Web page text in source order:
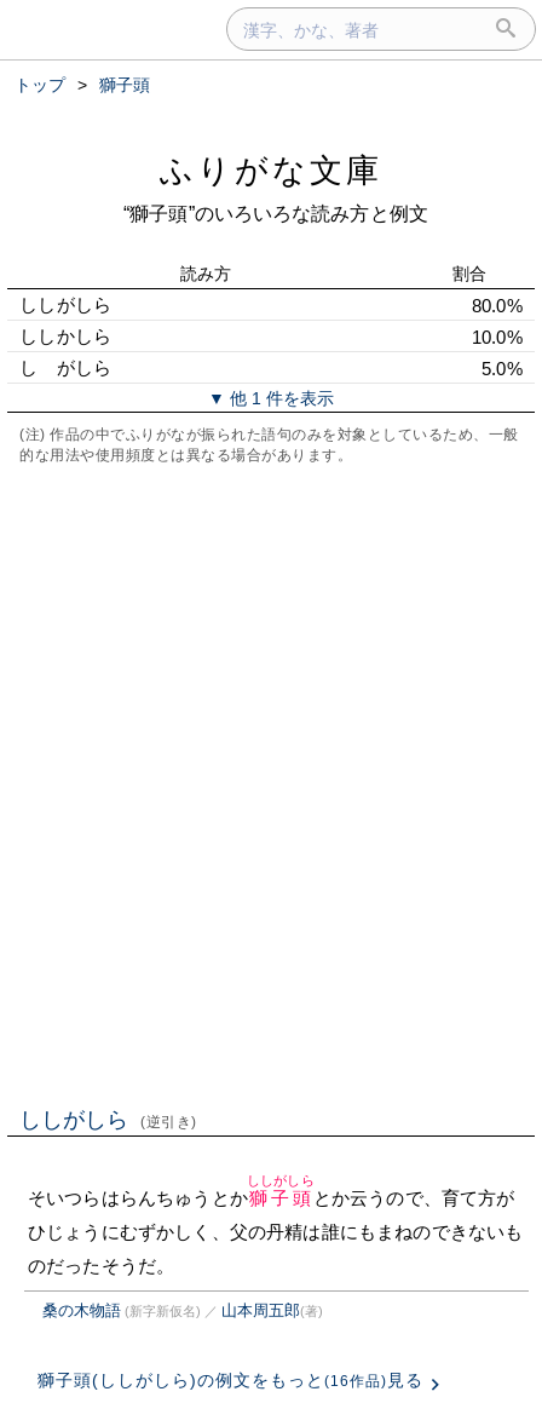
トップ > 獅子頭
ふりがな文庫
“獅子頭”のいろいろな読み方と例文
読み方 割合
ししがしら
80.0%
ししかしら
10.0%
しゝがしら
5.0%
▼ 他 1 件を表示
(注) 作品の中でふりがなが振られた語句のみを対象としているため、一般
的な用法や使用頻度とは異なる場合があります。
ししがしら (逆引き)
そいつらはらんちゅうとか獅子頭
ししがしら
とか云うので、育て方が
ひじょうにむずかしく、父の丹精は誰にもまねのできないも
のだったそうだ。
桑の木物語 (新字新仮名) ／ 山本周五郎(著)
獅子頭(ししがしら)の例文をもっと (16作品) 見る